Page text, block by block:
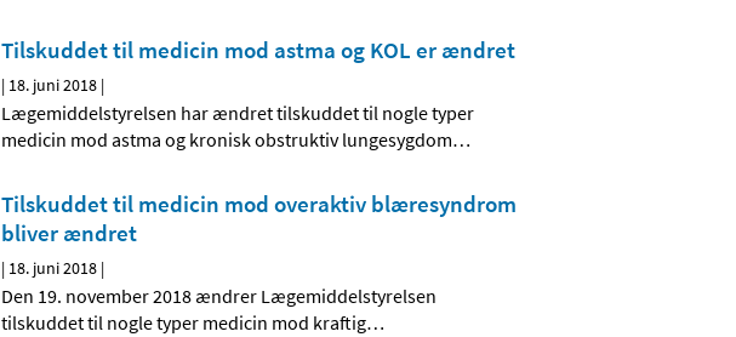
Tilskuddet til medicin mod astma og KOL er ændret
| 18. juni 2018 |
Lægemiddelstyrelsen har ændret tilskuddet til nogle typer
medicin mod astma og kronisk obstruktiv lungesygdom…
Tilskuddet til medicin mod overaktiv blæresyndrom
bliver ændret
| 18. juni 2018 |
Den 19. november 2018 ændrer Lægemiddelstyrelsen
tilskuddet til nogle typer medicin mod kraftig…